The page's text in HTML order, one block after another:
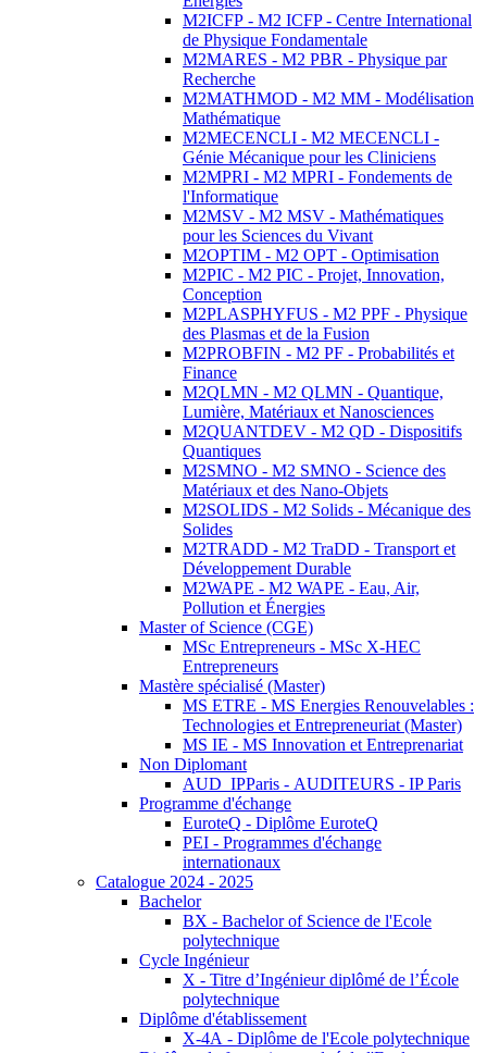
M2ICFP - M2 ICFP - Centre International
de Physique Fondamentale
M2MARES - M2 PBR - Physique par
Recherche
M2MATHMOD - M2 MM - Modélisation
Mathématique
M2MECENCLI - M2 MECENCLI -
Génie Mécanique pour les Cliniciens
M2MPRI - M2 MPRI - Fondements de
l'Informatique
M2MSV - M2 MSV - Mathématiques
pour les Sciences du Vivant
M2OPTIM - M2 OPT - Optimisation
M2PIC - M2 PIC - Projet, Innovation,
Conception
M2PLASPHYFUS - M2 PPF - Physique
des Plasmas et de la Fusion
M2PROBFIN - M2 PF - Probabilités et
Finance
M2QLMN - M2 QLMN - Quantique,
Lumière, Matériaux et Nanosciences
M2QUANTDEV - M2 QD - Dispositifs
Quantiques
M2SMNO - M2 SMNO - Science des
Matériaux et des Nano-Objets
M2SOLIDS - M2 Solids - Mécanique des
Solides
M2TRADD - M2 TraDD - Transport et
Développement Durable
M2WAPE - M2 WAPE - Eau, Air,
Pollution et Énergies
Master of Science (CGE)
MSc Entrepreneurs - MSc X-HEC
Entrepreneurs
Mastère spécialisé (Master)
MS ETRE - MS Energies Renouvelables :
Technologies et Entrepreneuriat (Master)
MS IE - MS Innovation et Entreprenariat
Non Diplomant
AUD_IPParis - AUDITEURS - IP Paris
Programme d'échange
EuroteQ - Diplôme EuroteQ
PEI - Programmes d'échange
internationaux
Catalogue 2024 - 2025
Bachelor
BX - Bachelor of Science de l'Ecole
polytechnique
Cycle Ingénieur
X - Titre d’Ingénieur diplômé de l’École
polytechnique
Diplôme d'établissement
X-4A - Diplôme de l'Ecole polytechnique